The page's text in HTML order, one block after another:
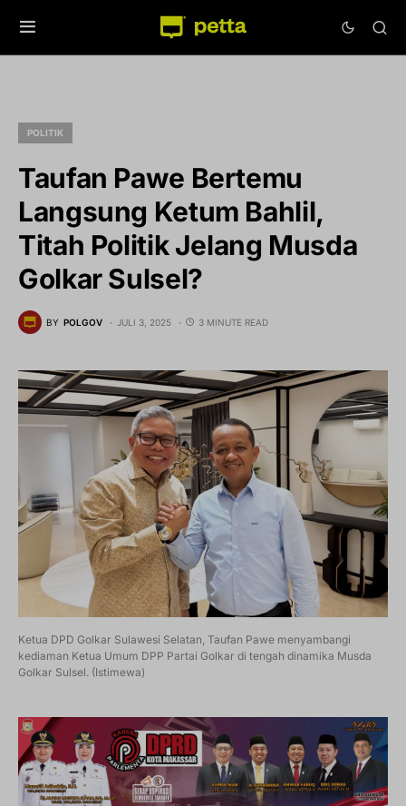
POLITIK
Taufan Pawe Bertemu
Langsung Ketum Bahlil,
Titah Politik Jelang Musda
Golkar Sulsel?
BY POLGOV JULI 3, 2025 3 MINUTE READ
Ketua DPD Golkar Sulawesi Selatan, Taufan Pawe menyambangi
kediaman Ketua Umum DPP Partai Golkar di tengah dinamika Musda
Golkar Sulsel. (Istimewa)